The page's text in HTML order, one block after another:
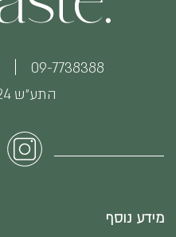
התע״ש 24 כפר סבא
09-7738388
מידע נוסף